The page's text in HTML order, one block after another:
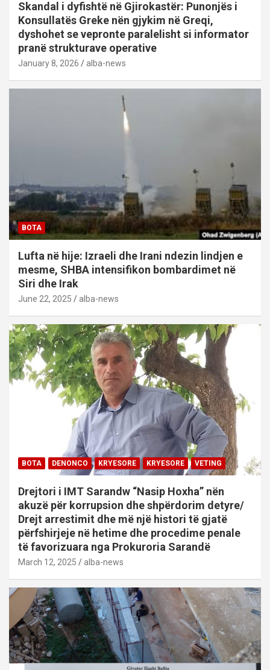
Skandal i dyfishtë në Gjirokastër: Punonjës i
Konsullatës Greke nën gjykim në Greqi,
dyshohet se vepronte paralelisht si informator
pranë strukturave operative
January 8, 2026 alba-news
BOTA
Lufta në hije: Izraeli dhe Irani ndezin lindjen e
mesme, SHBA intensifikon bombardimet në
Siri dhe Irak
June 22, 2025 alba-news
BOTA DENONCO KRYESORE KRYESORE VETING
Drejtori i IMT Sarandw “Nasip Hoxha” nën
akuzë për korrupsion dhe shpërdorim detyre/
Drejt arrestimit dhe më një histori të gjatë
përfshirjeje në hetime dhe procedime penale
të favorizuara nga Prokuroria Sarandë
March 12, 2025 alba-news